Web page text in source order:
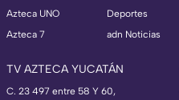
Azteca UNO
Azteca 7
Deportes
adn Noticias
TV AZTECA YUCATÁN
C. 23 497 entre 58 Y 60,